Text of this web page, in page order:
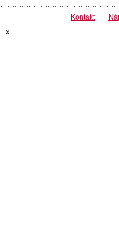
Kontakt
x